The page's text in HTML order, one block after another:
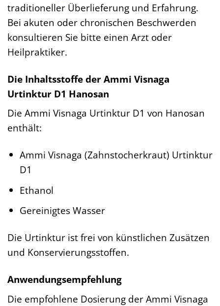
traditioneller Überlieferung und Erfahrung.
Bei akuten oder chronischen Beschwerden
konsultieren Sie bitte einen Arzt oder
Heilpraktiker.
Die Inhaltsstoffe der Ammi Visnaga
Urtinktur D1 Hanosan
Die Ammi Visnaga Urtinktur D1 von Hanosan
enthält:
Ammi Visnaga (Zahnstocherkraut) Urtinktur
D1
Ethanol
Gereinigtes Wasser
Die Urtinktur ist frei von künstlichen Zusätzen
und Konservierungsstoffen.
Anwendungsempfehlung
Die empfohlene Dosierung der Ammi Visnaga